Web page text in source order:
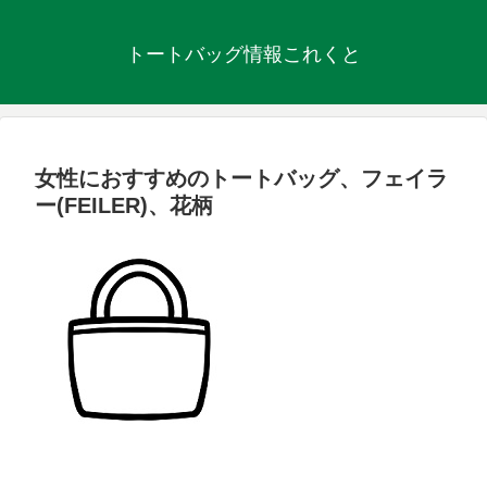
トートバッグ情報これくと
女性におすすめのトートバッグ、フェイラ
ー(FEILER)、花柄